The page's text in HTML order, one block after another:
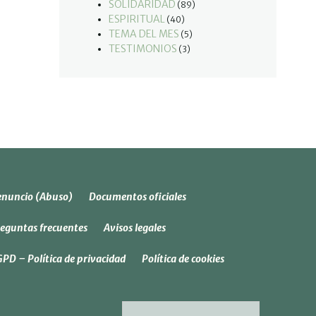
SOLIDARIDAD (89)
ESPIRITUAL (40)
TEMA DEL MES (5)
TESTIMONIOS (3)
(Abuso) Documentos oficiales
frecuentes Avisos legales
– Política de privacidad Política de cookies